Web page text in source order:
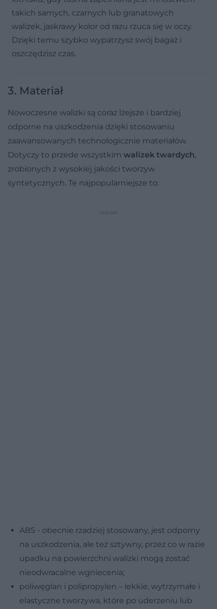
takich samych, czarnych lub granatowych
walizek, jaskrawy kolor od razu rzuca się w oczy.
Dzięki temu szybko wypatrzysz swój bagaż i
oszczędzisz czas.
3. Materiał
Nowoczesne walizki są coraz lżejsze i bardziej
odporne na uszkodzenia dzięki stosowaniu
zaawansowanych technologicznie materiałów.
Dotyczy to przede wszystkim walizek twardych,
zrobionych z wysokiej jakości tworzyw
syntetycznych. Te najpopularniejsze to:
ABS - obecnie rzadziej stosowany, jest odporny
na uszkodzenia, ale też sztywny, przez co w razie
upadku na powierzchni walizki mogą zostać
nieodwracalne wgniecenia;
poliwęglan i polipropylen – lekkie, wytrzymałe i
elastyczne tworzywa, które po uderzeniu lub